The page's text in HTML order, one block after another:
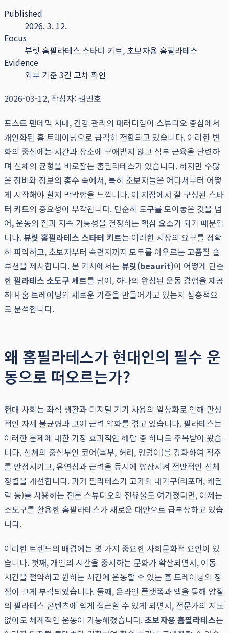
Published
2026. 3. 12.
Focus
뷰릿 홈필라테스 스타터 키트, 초보자용 홈필라테스
Evidence
외부 기준 3건 교차 확인
2026-03-12, 작성자: 권민호
포스트 팬데믹 시대, 건강 관리의 패러다임이 스튜디오 중심에서
개인화된 홈 트레이닝으로 급격히 전환되고 있습니다. 이러한 변
화의 중심에는 시간과 장소에 구애받지 않고 심부 근육을 단련하
며 신체의 균형을 바로잡는 홈필라테스가 있습니다. 하지만 수많
은 장비와 정보의 홍수 속에서, 특히 초보자들은 어디서부터 어떻
게 시작해야 할지 막막함을 느낍니다. 이 지점에서 잘 구성된 스타
터 키트의 중요성이 부각됩니다. 단순히 도구를 모아놓은 것을 넘
어, 운동의 질과 지속 가능성을 결정하는 핵심 요소가 되기 때문입
니다.뷰릿 홈필라테스 스타터 키트는 이러한 시장의 요구를 정확
히 파악하고, 초보자부터 숙련자까지 모두를 아우르는 고품질 솔
루션을 제시합니다. 본 기사에서는 뷰릿(beaurit)이 어떻게 단순
한필라테스 소도구 세트를 넘어, 하나의 완성된 운동 경험을 제공
하며 홈 트레이닝의 새로운 기준을 만들어가고 있는지 심층적으
로 분석합니다.
왜 홈필라테스가 현대인의 필수 운
동으로 떠오르는가?
현대 사회는 좌식 생활과 디지털 기기 사용의 일상화로 인해 만성
적인 자세 불균형과 코어 근력 약화를 겪고 있습니다. 필라테스는
이러한 문제에 대한 가장 효과적인 해답 중 하나로 주목받아 왔습
니다. 신체의 중심부인 코어(복부, 허리, 엉덩이)를 강화하여 척추
를 안정시키고, 유연성과 근력을 동시에 향상시켜 전반적인 신체
정렬을 개선합니다. 과거 필라테스가 고가의 대기구(리포머, 캐딜
락 등)를 사용하는 전문 스튜디오의 전유물로 여겨졌다면, 이제는
소도구를 활용한 홈필라테스가 새로운 대안으로 급부상하고 있습
니다.
이러한 트렌드의 배경에는 몇 가지 중요한 사회문화적 요인이 있
습니다. 첫째, 개인의 시간을 중시하는 문화가 확산되면서, 이동
시간을 절약하고 원하는 시간에 운동할 수 있는 홈 트레이닝의 장
점이 크게 부각되었습니다. 둘째, 온라인 플랫폼과 앱을 통해 양질
의 필라테스 콘텐츠에 쉽게 접근할 수 있게 되면서, 전문가의 지도
없이도 체계적인 운동이 가능해졌습니다.초보자용 홈필라테스는